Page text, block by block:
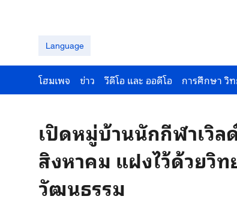
Language
โฮมเพจ ข่าว วีดีโอ และ ออดีโอ การศึกษา วิ
เปิดหมู่บ้านนักกีฬาเวิล
สิงหาคม แฝงไว้ด้วยวิท
วัฒนธรรม